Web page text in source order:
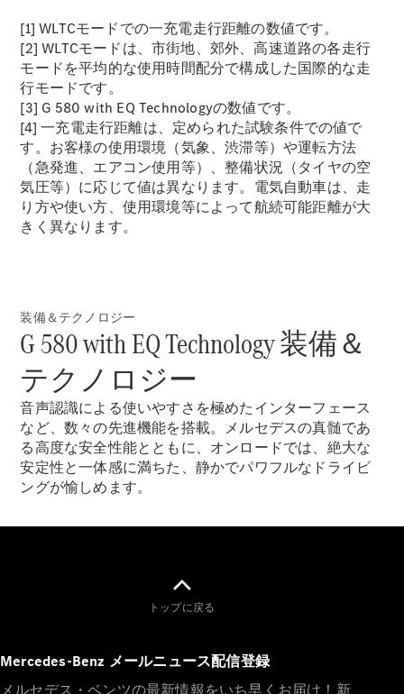
ショールー
ム
Cabriolet/Roadster
All
Cabriolet/Roadster
CLE
Roadster
Mercedes-
Maybach SL
試乗リクエ
スト
オンライン
ショールー
ム
Mini Van
[1] WLTCモードでの一充電走行距離の数値です。
[2] WLTCモードは、市街地、郊外、高速道路の各走行
モードを平均的な使用時間配分で構成した国際的な走
行モードです。
[3] G 580 with EQ Technologyの数値です。
[4] 一充電走行距離は、定められた試験条件での値で
す。お客様の使用環境（気象、渋滞等）や運転方法
（急発進、エアコン使用等）、整備状況（タイヤの空
気圧等）に応じて値は異なります。電気自動車は、走
り方や使い方、使用環境等によって航続可能距離が大
きく異なります。
装備＆テクノロジー
G 580 with EQ Technology 装備＆
テクノロジー
音声認識による使いやすさを極めたインターフェース
など、数々の先進機能を搭載。メルセデスの真髄であ
る高度な安全性能とともに、オンロードでは、絶大な
安定性と一体感に満ちた、静かでパワフルなドライビ
ングが愉しめます。
トップに戻る
Mercedes-Benz メールニュース配信登録
メルセデス・ベンツの最新情報をいち早くお届け！新